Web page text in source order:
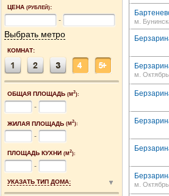
ЦЕНА (РУБЛЕЙ):
-
Выбрать метро
КОМНАТ:
ОБЩАЯ ПЛОЩАДЬ (М2):
-
ЖИЛАЯ ПЛОЩАДЬ (М2):
-
ПЛОЩАДЬ КУХНИ (М2):
-
УКАЗАТЬ ТИП ДОМА:
м.
м.
м.